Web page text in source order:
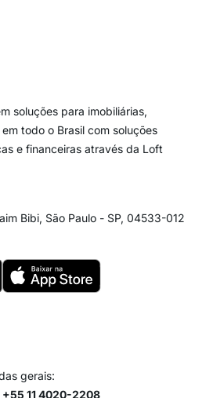
soluções para imobiliárias,
todo o Brasil com soluções
e financeiras através da Loft
Bibi, São Paulo - SP, 04533-012
gerais:
11 4020-2208